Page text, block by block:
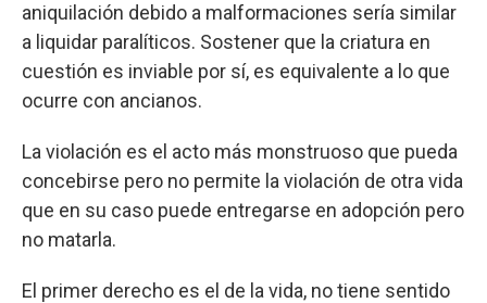
aniquilación debido a malformaciones sería similar
a liquidar paralíticos. Sostener que la criatura en
cuestión es inviable por sí, es equivalente a lo que
ocurre con ancianos.
La violación es el acto más monstruoso que pueda
concebirse pero no permite la violación de otra vida
que en su caso puede entregarse en adopción pero
no matarla.
El primer derecho es el de la vida, no tiene sentido